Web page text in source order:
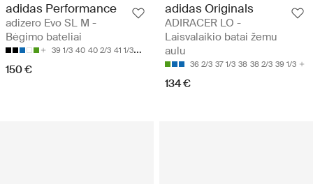
adidas Performance
adizero Evo SL M -
Bėgimo bateliai
39 1/3 40 40 2/3 41 1/3 42
150 €
adidas Originals
ADIRACER LO -
Laisvalaikio batai žemu
aulu
36 2/3 37 1/3 38 38 2/3 39 1/3
134 €